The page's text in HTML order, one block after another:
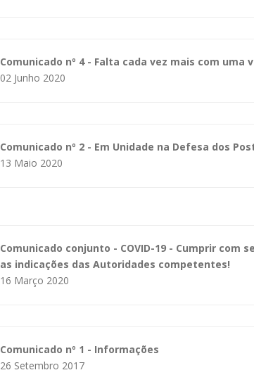
Comunicado nº 4 - Falta cada vez mais com uma
02 Junho 2020
Comunicado nº 2 - Em Unidade na Defesa dos
13 Maio 2020
Comunicado conjunto - COVID-19 - Cumprir com
as indicações das Autoridades competentes!
16 Março 2020
Comunicado nº 1 - Informações
26 Setembro 2017